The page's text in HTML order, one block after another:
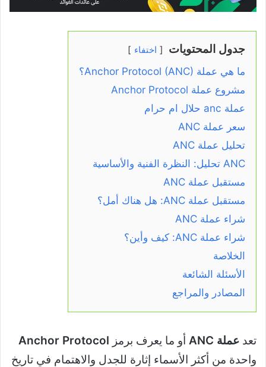
جدول المحتويات اختفاء
ما هي عملة Anchor Protocol (ANC)؟
مشروع عملة Anchor Protocol
عملة anc حلال ام حرام
سعر عملة ANC
تحليل عملة ANC
ANC تحليل: النظرة الفنية والأساسية
مستقبل عملة ANC
مستقبل عملة ANC: هل هناك أمل؟
شراء عملة ANC
شراء عملة ANC: كيف وأين؟
الخلاصة
الأسئلة الشائعة
المصادر والمراجع
تعد عملة ANC أو ما يعرف برمز Anchor Protocol
واحدة من أكثر الأسماء إثارة للجدل والاهتمام في تاريخ